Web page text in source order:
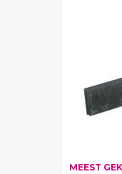
MEEST